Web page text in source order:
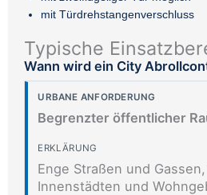
mit Türdrehstangenverschluss
Typische
Wann wird ein City
Begrenzter öffentlicher
Enge Straßen und
Innenstädten und